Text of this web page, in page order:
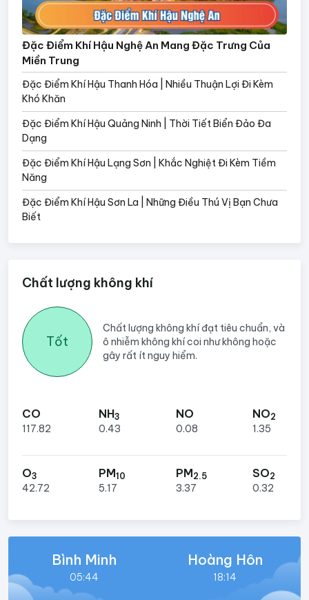
Đặc Điểm Khí Hậu Nghệ An Mang Đặc Trưng Của
Miền Trung
Đặc Điểm Khí Hậu Thanh Hóa | Nhiều Thuận Lợi Đi Kèm
Khó Khăn
Đặc Điểm Khí Hậu Quảng Ninh | Thời Tiết Biển Đảo Đa
Dạng
Đặc Điểm Khí Hậu Lạng Sơn | Khắc Nghiệt Đi Kèm Tiềm
Năng
Đặc Điểm Khí Hậu Sơn La | Những Điều Thú Vị Bạn Chưa
Biết
Chất lượng không khí
Tốt
Chất lượng không khí đạt tiêu chuẩn, và
ô nhiễm không khí coi như không hoặc
gây rất ít nguy hiểm.
CO
117.82
NH3
0.43
NO
0.08
NO2
1.35
O3
42.72
PM10
5.17
PM2.5
3.37
SO2
0.32
Bình Minh
05:44
Hoàng Hôn
18:14